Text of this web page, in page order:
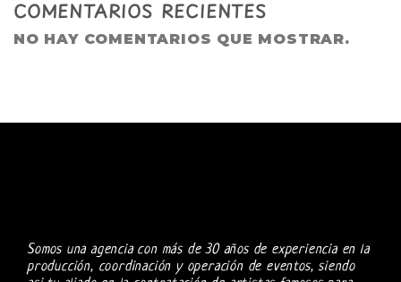
COMENTARIOS RECIENTES
NO HAY COMENTARIOS QUE MOSTRAR.
Somos una agencia con más de 30 años de experiencia en la
producción, coordinación y operación de eventos, siendo